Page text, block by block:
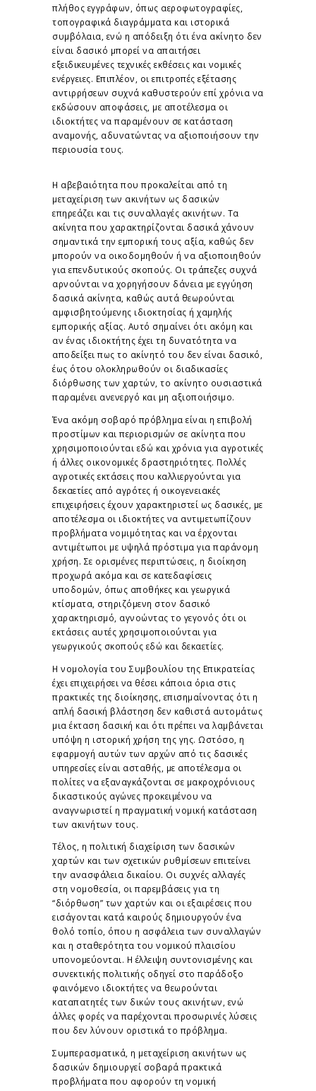
πλήθος εγγράφων, όπως αεροφωτογραφίες,
τοπογραφικά διαγράμματα και ιστορικά
συμβόλαια, ενώ η απόδειξη ότι ένα ακίνητο δεν
είναι δασικό μπορεί να απαιτήσει
εξειδικευμένες τεχνικές εκθέσεις και νομικές
ενέργειες. Επιπλέον, οι επιτροπές εξέτασης
αντιρρήσεων συχνά καθυστερούν επί χρόνια να
εκδώσουν αποφάσεις, με αποτέλεσμα οι
ιδιοκτήτες να παραμένουν σε κατάσταση
αναμονής, αδυνατώντας να αξιοποιήσουν την
περιουσία τους.
Η αβεβαιότητα που προκαλείται από τη
μεταχείριση των ακινήτων ως δασικών
επηρεάζει και τις συναλλαγές ακινήτων. Τα
ακίνητα που χαρακτηρίζονται δασικά χάνουν
σημαντικά την εμπορική τους αξία, καθώς δεν
μπορούν να οικοδομηθούν ή να αξιοποιηθούν
για επενδυτικούς σκοπούς. Οι τράπεζες συχνά
αρνούνται να χορηγήσουν δάνεια με εγγύηση
δασικά ακίνητα, καθώς αυτά θεωρούνται
αμφισβητούμενης ιδιοκτησίας ή χαμηλής
εμπορικής αξίας. Αυτό σημαίνει ότι ακόμη και
αν ένας ιδιοκτήτης έχει τη δυνατότητα να
αποδείξει πως το ακίνητό του δεν είναι δασικό,
έως ότου ολοκληρωθούν οι διαδικασίες
διόρθωσης των χαρτών, το ακίνητο ουσιαστικά
παραμένει ανενεργό και μη αξιοποιήσιμο.
Ένα ακόμη σοβαρό πρόβλημα είναι η επιβολή
προστίμων και περιορισμών σε ακίνητα που
χρησιμοποιούνται εδώ και χρόνια για αγροτικές
ή άλλες οικονομικές δραστηριότητες. Πολλές
αγροτικές εκτάσεις που καλλιεργούνται για
δεκαετίες από αγρότες ή οικογενειακές
επιχειρήσεις έχουν χαρακτηριστεί ως δασικές, με
αποτέλεσμα οι ιδιοκτήτες να αντιμετωπίζουν
προβλήματα νομιμότητας και να έρχονται
αντιμέτωποι με υψηλά πρόστιμα για παράνομη
χρήση. Σε ορισμένες περιπτώσεις, η διοίκηση
προχωρά ακόμα και σε κατεδαφίσεις
υποδομών, όπως αποθήκες και γεωργικά
κτίσματα, στηριζόμενη στον δασικό
χαρακτηρισμό, αγνοώντας το γεγονός ότι οι
εκτάσεις αυτές χρησιμοποιούνται για
γεωργικούς σκοπούς εδώ και δεκαετίες.
Η νομολογία του Συμβουλίου της Επικρατείας
έχει επιχειρήσει να θέσει κάποια όρια στις
πρακτικές της διοίκησης, επισημαίνοντας ότι η
απλή δασική βλάστηση δεν καθιστά αυτομάτως
μια έκταση δασική και ότι πρέπει να λαμβάνεται
υπόψη η ιστορική χρήση της γης. Ωστόσο, η
εφαρμογή αυτών των αρχών από τις δασικές
υπηρεσίες είναι ασταθής, με αποτέλεσμα οι
πολίτες να εξαναγκάζονται σε μακροχρόνιους
δικαστικούς αγώνες προκειμένου να
αναγνωριστεί η πραγματική νομική κατάσταση
των ακινήτων τους.
Τέλος, η πολιτική διαχείριση των δασικών
χαρτών και των σχετικών ρυθμίσεων επιτείνει
την ανασφάλεια δικαίου. Οι συχνές αλλαγές
στη νομοθεσία, οι παρεμβάσεις για τη
“διόρθωση” των χαρτών και οι εξαιρέσεις που
εισάγονται κατά καιρούς δημιουργούν ένα
θολό τοπίο, όπου η ασφάλεια των συναλλαγών
και η σταθερότητα του νομικού πλαισίου
υπονομεύονται. Η έλλειψη συντονισμένης και
συνεκτικής πολιτικής οδηγεί στο παράδοξο
φαινόμενο ιδιοκτήτες να θεωρούνται
καταπατητές των δικών τους ακινήτων, ενώ
άλλες φορές να παρέχονται προσωρινές λύσεις
που δεν λύνουν οριστικά το πρόβλημα.
Συμπερασματικά, η μεταχείριση ακινήτων ως
δασικών δημιουργεί σοβαρά πρακτικά
προβλήματα που αφορούν τη νομική